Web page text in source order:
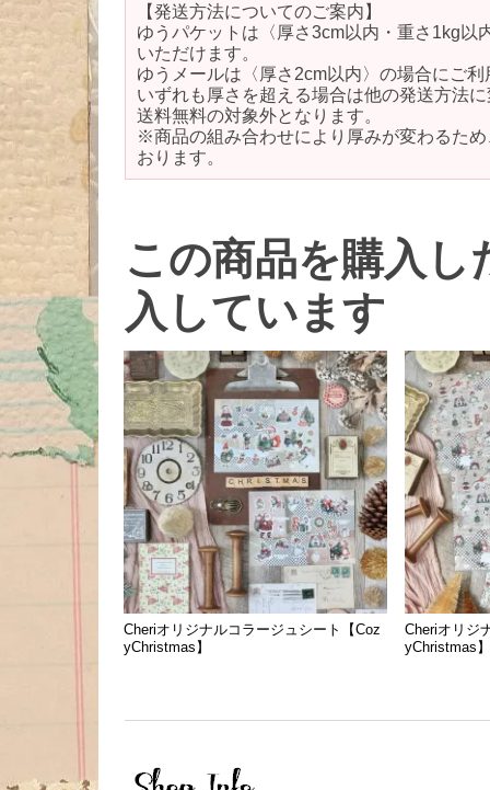
【発送方法についてのご案内】
ゆうパケットは〈厚さ3cm以内・重さ1kg以
いただけます。
ゆうメールは〈厚さ2cm以内〉の場合にご
いずれも厚さを超える場合は他の発送方法
送料無料の対象外となります。
※商品の組み合わせにより厚みが変わるた
おります。
この商品を購入し
入しています
Cheriオリジナルコラージュシート【Coz
yChristmas】
Cheriオリジ
yChristmas】